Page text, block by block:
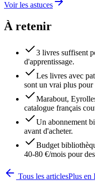
Voir les astuces
À retenir
3 livres suffisent
d'apprentissage.
Les livres avec
sont un vrai plus pour
Marabout,
catalogue français
Un abonnement
avant d'acheter.
Budget
40-80 €/mois pour
Tous les articlesPlus en